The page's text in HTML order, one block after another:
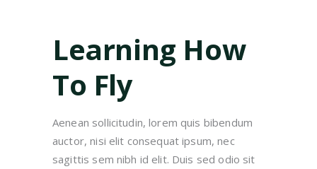
Learning How
To Fly
Aenean sollicitudin, lorem quis bibendum
auctor, nisi elit consequat ipsum, nec
sagittis sem nibh id elit. Duis sed odio sit